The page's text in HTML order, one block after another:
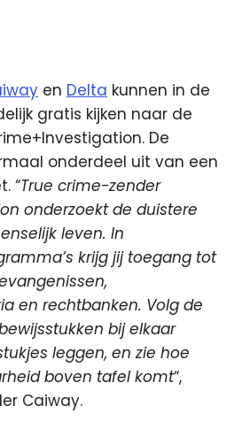
en Delta kunnen in de
gratis kijken naar de
De
onderdeel uit van een
“True crime-zender
onderzoekt de duistere
leven. In
krijg jij toegang tot
en rechtbanken. Volg de
bij elkaar
leggen, en zie hoe
boven tafel komt“,
Caiway.